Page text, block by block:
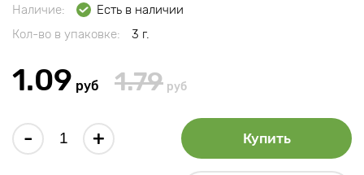
Наличие:
Есть в наличии
Кол-во в упаковке:
3 г.
1.09 руб 1.79 руб
- + Купить